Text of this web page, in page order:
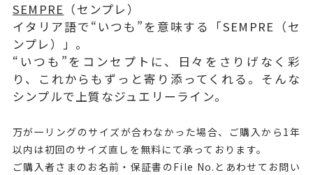
SEMPRE （センプレ）
イタリア語で“いつも”を意味する「SEMPRE（セ
ンプレ）」。
“いつも”をコンセプトに、日々をさりげなく彩
り、これからもずっと寄り添ってくれる。そんな
シンプルで上質なジュエリーライン。
万が一リングのサイズが合わなかった場合、ご購入から1年
以内は初回のサイズ直しを無料にて承っております。
ご購入者さまのお名前・保証書のFile No.とあわせてお問い